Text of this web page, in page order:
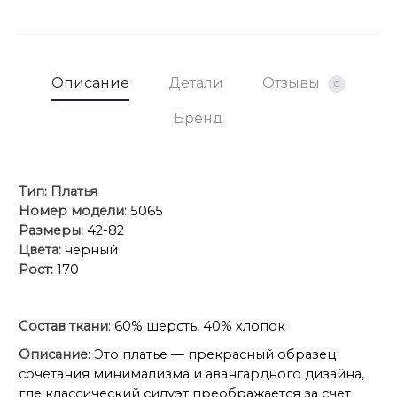
добавляющей женственности.
создавая эффект динамичного, сложенного
элемента, который придает платью уникальный
архитектурный вид.
платья 125см, длина рукава 62 см
Описание Детали Отзывы 0
Бренд
Тип: Платья
Номер модели: 5065
Размеры: 42-82
Цвета: черный
Рост: 170
Состав ткани: 60% шерсть, 40% хлопок
Описание: Это платье — прекрасный образец
сочетания минимализма и авангардного дизайна,
где классический силуэт преображается за счет